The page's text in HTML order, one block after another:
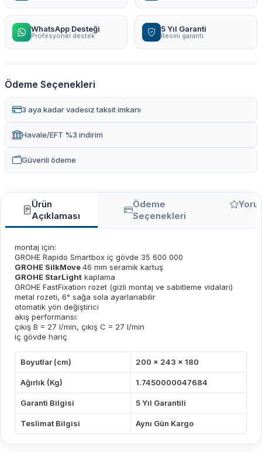
WhatsApp Desteği
Profesyonel destek
5 Yıl Garanti
Resmi garanti
Ödeme Seçenekleri
3 aya kadar vadesiz taksit imkanı
Havale/EFT %3 indirim
Güvenli ödeme
Ürün
Açıklaması
Ödeme
Seçenekleri
montaj için:
GROHE Rapido Smartbox iç gövde 35 600 000
GROHE SilkMove46 mm seramik kartuş
GROHE StarLight kaplama
GROHE FastFixation rozet (gizli montaj ve sabitleme vidaları)
metal rozeti, 6° sağa sola ayarlanabilir
otomatik yön değiştirici
akış performansı:
çıkış B = 27 l/min, çıkış C = 27 l/min
iç gövde hariç
Boyutlar (cm) 200 x 243 x 180
Ağırlık (Kg) 1.7450000047684
Garanti Bilgisi 5 Yıl Garantili
Teslimat Bilgisi Aynı Gün Kargo